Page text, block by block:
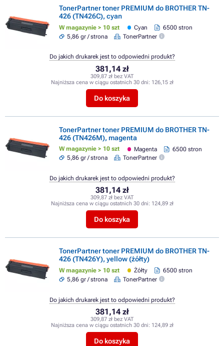
TonerPartner toner PREMIUM do BROTHER TN-
426 (TN426C), cyan
W magazynie > 10 szt Cyan
6500 stron
5,86 gr / strona
TonerPartner
381,14 zł
309,87 zł bez VAT
Najniższa cena w ciągu ostatnich 30 dni: 126,15 zł
Do koszyka
Do jakich drukarek jest to odpowiedni produkt?
TonerPartner toner PREMIUM do BROTHER TN-
426 (TN426M), magenta
W magazynie > 10 szt Magenta
6500 stron
5,86 gr / strona
TonerPartner
381,14 zł
309,87 zł bez VAT
Najniższa cena w ciągu ostatnich 30 dni: 124,89 zł
Do koszyka
Do jakich drukarek jest to odpowiedni produkt?
TonerPartner toner PREMIUM do BROTHER TN-
426 (TN426Y), yellow (żółty)
W magazynie > 10 szt Żółty
6500 stron
5,86 gr / strona
TonerPartner
381,14 zł
309,87 zł bez VAT
Najniższa cena w ciągu ostatnich 30 dni: 124,89 zł
Do koszyka
Do jakich drukarek jest to odpowiedni produkt?